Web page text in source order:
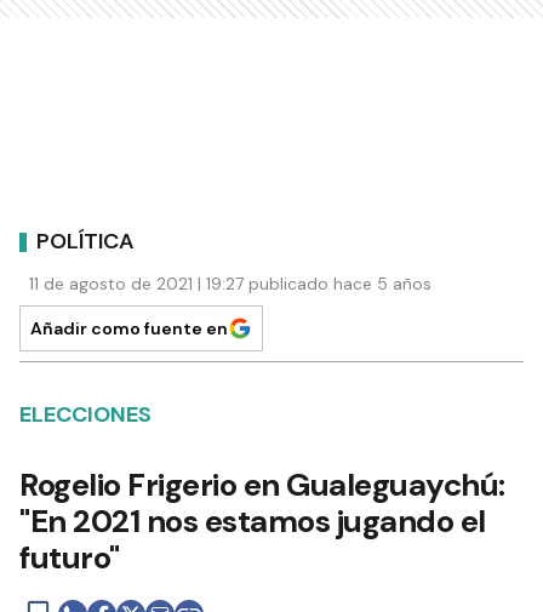
POLÍTICA
11 de agosto de 2021 | 19:27 publicado hace 5 años
Añadir como fuente en
ELECCIONES
Rogelio Frigerio en Gualeguaychú:
"En 2021 nos estamos jugando el
futuro"